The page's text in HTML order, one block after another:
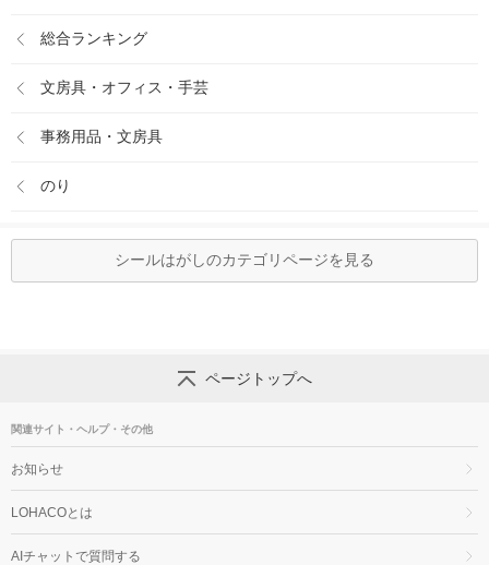
総合ランキング
文房具・オフィス・手芸
事務用品・文房具
のり
シールはがしのカテゴリページを見る
ページトップへ
関連サイト・ヘルプ・その他
お知らせ
LOHACOとは
AIチャットで質問する